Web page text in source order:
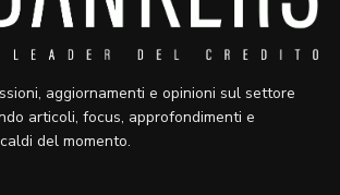
aggiornamenti e opinioni sul settore
articoli, focus, approfondimenti e
del momento.